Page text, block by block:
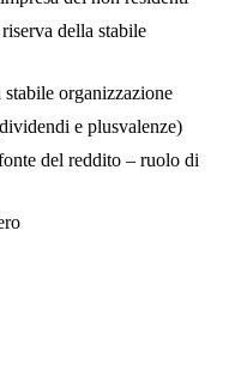
della stabile
organizzazione
e plusvalenze)
del reddito – ruolo di